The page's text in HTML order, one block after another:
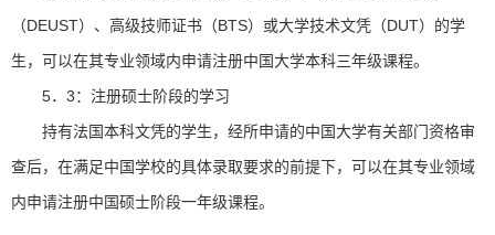
（DEUST）、高级技师证书（BTS）或大学技术文凭（DUT）的学
生，可以在其专业领域内申请注册中国大学本科三年级课程。
5．3：注册硕士阶段的学习
持有法国本科文凭的学生，经所申请的中国大学有关部门资格审
查后，在满足中国学校的具体录取要求的前提下，可以在其专业领域
内申请注册中国硕士阶段一年级课程。